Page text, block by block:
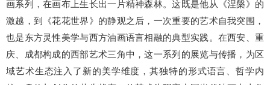
画系列，在画布上生长出一片精神森林。这既是他从《涅槃》的
激越，到《花花世界》的静观之后，一次重要的艺术自我突围，
也是东方灵性美学与西方油画语言相融的典型实践。 在西安、重
庆、成都构成的西部艺术三角中，这一系列的展览与传播，为区
域艺术生态注入了新的美学维度，其独特的形式语言、哲学内